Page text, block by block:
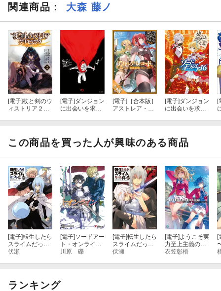
関連商品 ： 大森 藤ノ
[電子]杖と剣のウ
ィストリア２
[電子]ダンジョン
に出会いを求め
[電子] ［合本版］
アストレア・レ
っているだろう
か 英雄譚 全
[電子]ダンジョン
に出会いを求め
ラトリア１６
[
この商品を買った人が興味のある商品
[電子]転生したら
スライムだった
件 23
伏瀬
[電子]ソードアー
ト・オンライン
29 ユナイタ
川原 礫
[電子]転生したら
スライムだった
件 22
伏瀬
[電子]ようこそ実
力至上主義の教
室へ ３年生編
衣笠彰梧
[
ランキング